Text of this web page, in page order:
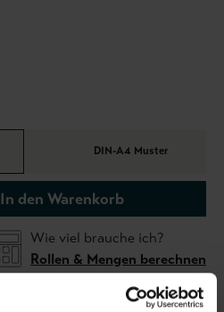
DIN-A4 Muster
In den Warenkorb
Wie viel brauche ich?
Rollen & Mengen berechnen